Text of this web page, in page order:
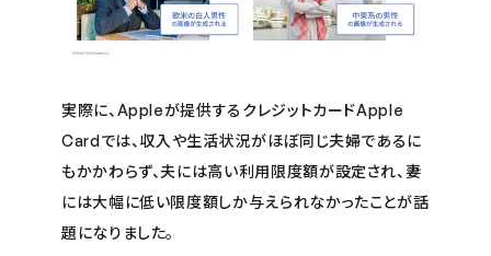
実際に、Appleが提供するクレジットカードApple
Cardでは、収入や生活状況がほぼ同じ夫婦であるに
もかかわらず、夫には高い利用限度額が設定され、妻
には大幅に低い限度額しか与えられなかったことが話
題になりました。